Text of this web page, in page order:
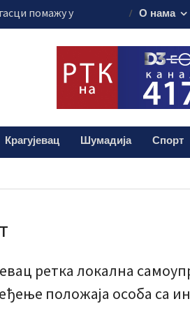
помажу у
Србије
саобраћаја“
возаче
у Крагујевцу
апарате
Андрић из
помоћ за
О нама
Крагујевац Шумадија Спорт
ретка локална
положаја особа са